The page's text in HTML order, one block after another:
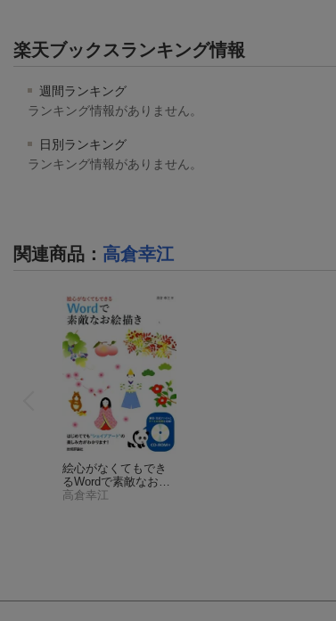
楽天ブックスランキング情報
週間ランキング
ランキング情報がありません。
日別ランキング
ランキング情報がありません。
関連商品 ： 高倉幸江
絵心がなくてもでき
るWordで素敵なお絵
描き
高倉幸江